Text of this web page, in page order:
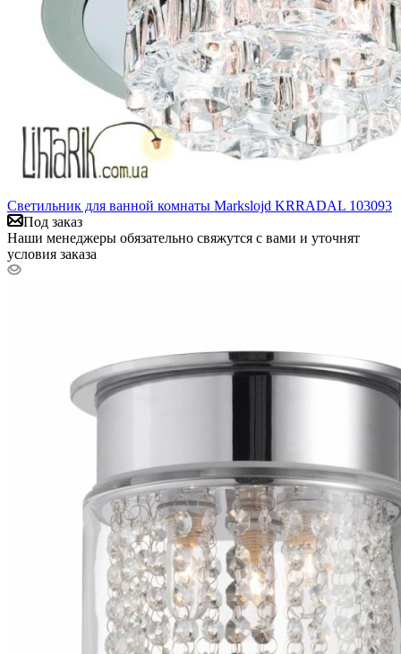
Светильник для ванной комнаты Markslojd KRRADAL 103093
Под заказ
Наши менеджеры обязательно свяжутся с вами и уточнят
условия заказа